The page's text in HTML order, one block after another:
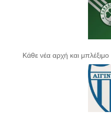
Κάθε νέα αρχή και μπλέξιμο